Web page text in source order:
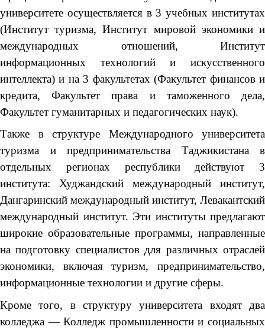
университете осуществляется в 3 учебных институтах
(Институт туризма, Институт мировой экономики и
международных отношений, Институт
информационных технологий и искусственного
интеллекта) и на 3 факультетах (Факультет финансов и
кредита, Факультет права и таможенного дела,
Факультет гуманитарных и педагогических наук).
Также в структуре Международного университета
туризма и предпринимательства Таджикистана в
отдельных регионах республики действуют 3
института: Худжандский международный институт,
Дангаринский международный институт, Левакантский
международный институт. Эти институты предлагают
широкие образовательные программы, направленные
на подготовку специалистов для различных отраслей
экономики, включая туризм, предпринимательство,
информационные технологии и другие сферы.
Кроме того, в структуру университета входят два
колледжа — Колледж промышленности и социальных